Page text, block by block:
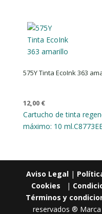
575Y Tinta EcoInk 363
12,00 €
Cartucho de tinta
máximo: 10 ml.
Aviso Legal|
Cookies |
Términos y
reservados ®